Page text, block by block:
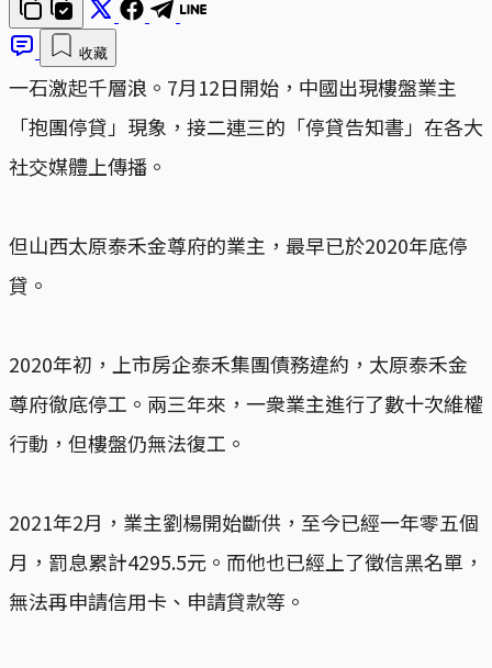
收藏
一石激起千層浪。7月12日開始，中國出現樓盤業主
「抱團停貸」現象，接二連三的「停貸告知書」在各大
社交媒體上傳播。
但山西太原泰禾金尊府的業主，最早已於2020年底停
貸。
2020年初，上市房企泰禾集團債務違約，太原泰禾金
尊府徹底停工。兩三年來，一衆業主進行了數十次維權
行動，但樓盤仍無法復工。
2021年2月，業主劉楊開始斷供，至今已經一年零五個
月，罰息累計4295.5元。而他也已經上了徵信黑名單，
無法再申請信用卡、申請貸款等。